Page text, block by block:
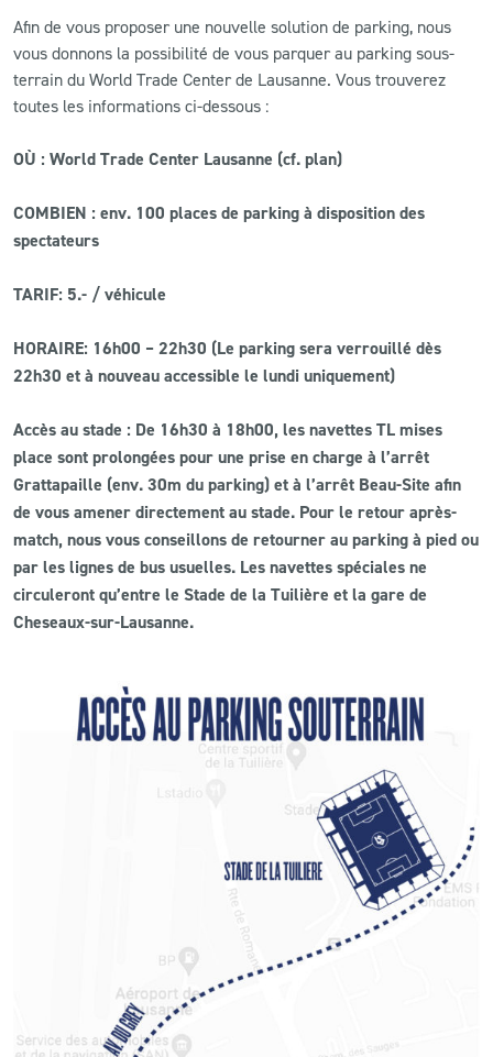
Afin de vous proposer une nouvelle solution de parking, nous
vous donnons la possibilité de vous parquer au parking sous-
terrain du World Trade Center de Lausanne. Vous trouverez
toutes les informations ci-dessous :
OÙ : World Trade Center Lausanne (cf. plan)
COMBIEN : env. 100 places de parking à disposition des
spectateurs
TARIF: 5.- / véhicule
HORAIRE: 16h00 – 22h30 (Le parking sera verrouillé dès
22h30 et à nouveau accessible le lundi uniquement)
Accès au stade : De 16h30 à 18h00, les navettes TL mises
place sont prolongées pour une prise en charge à l’arrêt
Grattapaille (env. 30m du parking) et à l’arrêt Beau-Site afin
de vous amener directement au stade. Pour le retour après-
match, nous vous conseillons de retourner au parking à pied ou
par les lignes de bus usuelles. Les navettes spéciales ne
circuleront qu’entre le Stade de la Tuilière et la gare de
Cheseaux-sur-Lausanne.